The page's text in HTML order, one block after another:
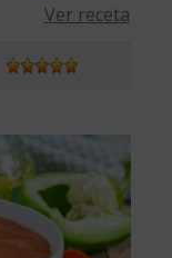
Ver receta